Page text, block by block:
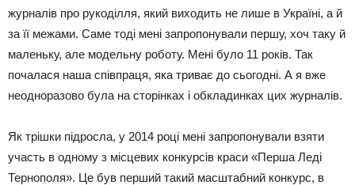
журналів про рукоділля, який виходить не лише в Україні, а й
за її межами. Саме тоді мені запропонували першу, хоч таку й
маленьку, але модельну роботу. Мені було 11 років. Так
почалася наша співпраця, яка триває до сьогодні. А я вже
неодноразово була на сторінках і обкладинках цих журналів.
Як трішки підросла, у 2014 році мені запропонували взяти
участь в одному з місцевих конкурсів краси «Перша Леді
Тернополя». Це був перший такий масштабний конкурс, в